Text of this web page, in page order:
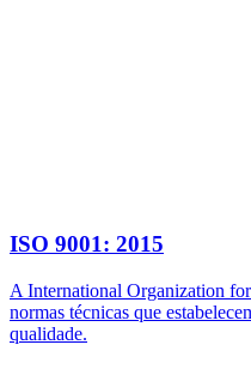
ISO 9001: 2015
A International Organization
normas técnicas que
qualidade.